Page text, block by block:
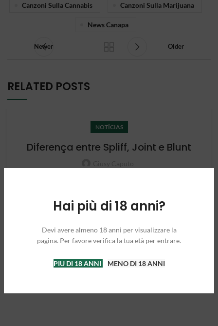
Hai più di 18 anni?
Devi avere almeno 18 anni per visualizzare la
pagina. Per favore verifica la tua età per entrare.
PIU DI 18 ANNI MENO DI 18 ANNI
Canzoni Sulla Cannabis Canzoni Sulla Marijuana
News Canapa
Newer Older
RELATED POSTS
NOTÍCIAS
Diferença entre Spliff, Joint e Blunt
enroladas com...